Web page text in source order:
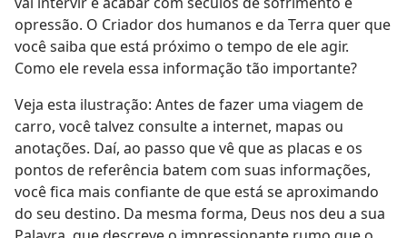
opressão. O Criador dos humanos e da Terra quer que
você saiba que está próximo o tempo de ele agir.
Como ele revela essa informação tão importante?
Veja esta ilustração: Antes de fazer uma viagem de
carro, você talvez consulte a internet, mapas ou
anotações. Daí, ao passo que vê que as placas e os
pontos de referência batem com suas informações,
você fica mais confiante de que está se aproximando
do seu destino. Da mesma forma, Deus nos deu a sua